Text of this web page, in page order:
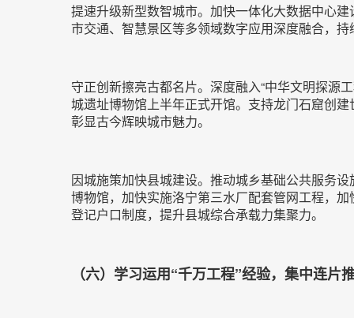
提速升级新型数智城市。加快一体化大数据中心
市交通、智慧景区等多领域数字应用深度融合，
守正创新擦亮古都名片。深度融入“中华文明探源
城遗址博物馆上半年正式开馆。支持龙门石窟创
彰显古今辉映城市魅力。
因城施策加快县城建设。推动城乡基础公共服务
博物馆，加快实施洛宁第三水厂配套管网工程，
登记户口制度，提升县城综合承载力集聚力。
（六）学习运用“千万工程”经验，集中连片